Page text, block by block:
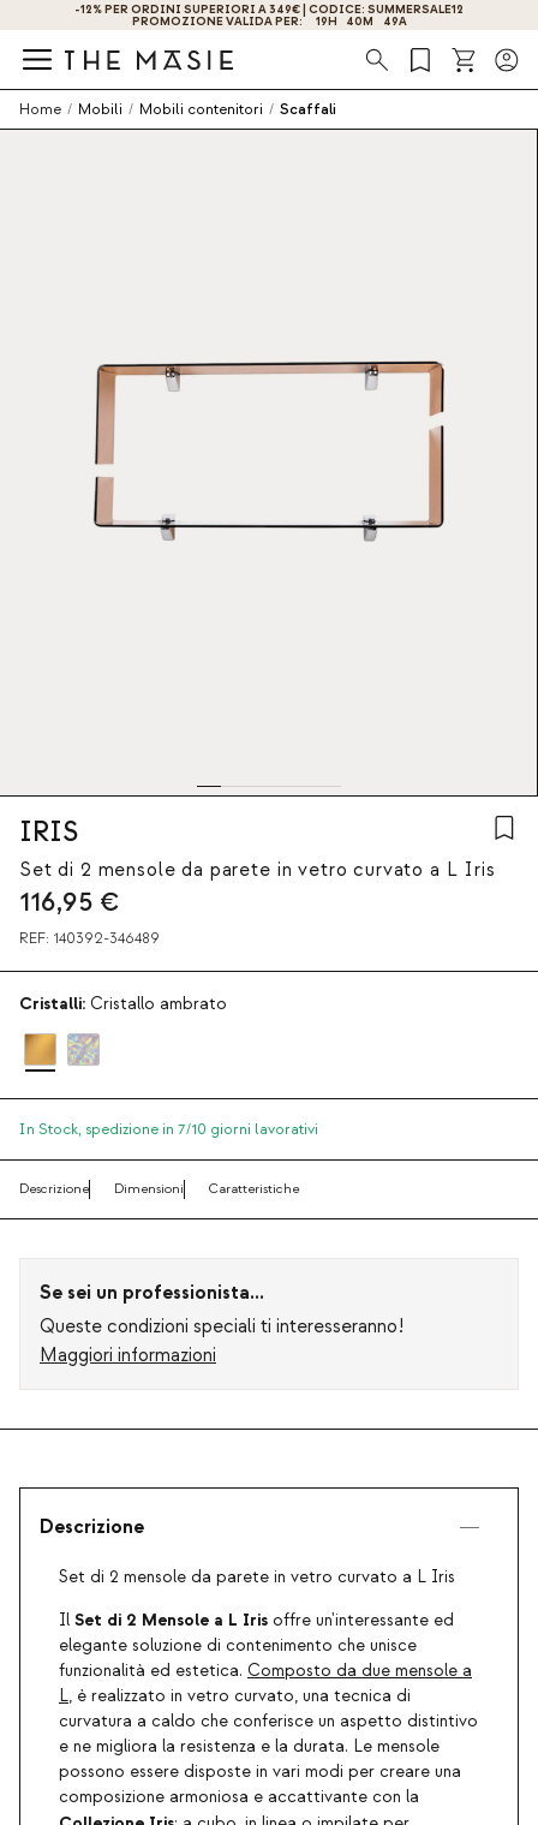
OTTIENI IL -10% DI SCONTO ISCRIVENDOTI ORA!
Ricerca
Home / Mobili / Mobili contenitori / Scaffali
IRIS
Set di 2 mensole da parete in vetro curvato a L Iris
116,95 €
REF: 140392-346489
Cristalli: Cristallo ambrato
In Stock, spedizione in 7/10 giorni lavorativi
Descrizione Dimensioni Caratteristiche
Se sei un professionista...
Queste condizioni speciali ti interesseranno!
Maggiori informazioni
Descrizione
Set di 2 mensole da parete in vetro curvato a L Iris
Il Set di 2 Mensole a L Iris offre un'interessante ed
elegante soluzione di contenimento che unisce
funzionalità ed estetica. Composto da due mensole a
L, è realizzato in vetro curvato, una tecnica di
curvatura a caldo che conferisce un aspetto distintivo
e ne migliora la resistenza e la durata. Le mensole
possono essere disposte in vari modi per creare una
composizione armoniosa e accattivante con la